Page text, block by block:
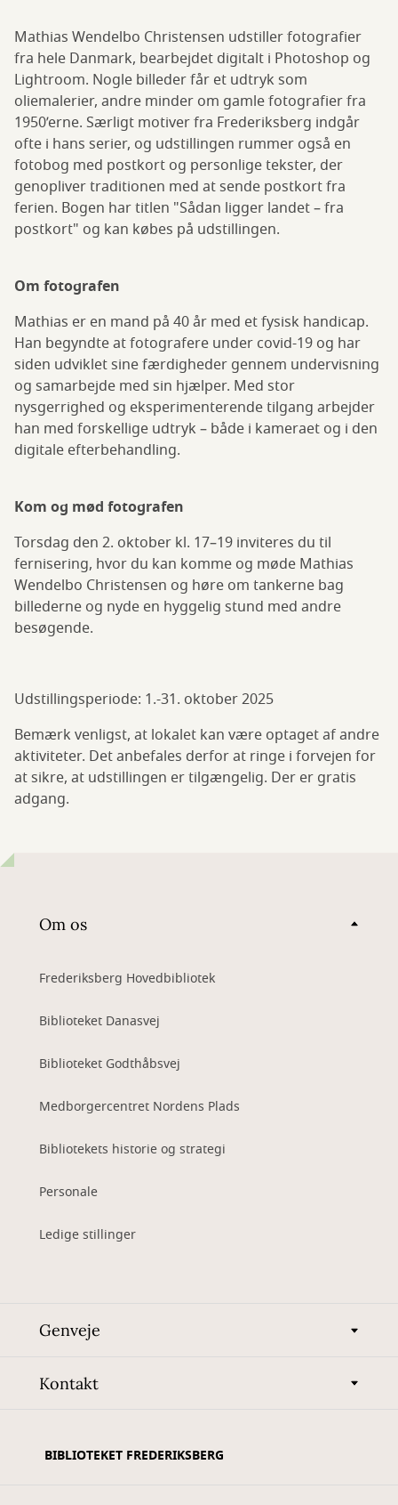
Mathias Wendelbo Christensen udstiller fotografier
fra hele Danmark, bearbejdet digitalt i Photoshop og
Lightroom. Nogle billeder får et udtryk som
oliemalerier, andre minder om gamle fotografier fra
1950’erne. Særligt motiver fra Frederiksberg indgår
ofte i hans serier, og udstillingen rummer også en
fotobog med postkort og personlige tekster, der
genopliver traditionen med at sende postkort fra
ferien. Bogen har titlen "Sådan ligger landet – fra
postkort" og kan købes på udstillingen.
Om fotografen
Mathias er en mand på 40 år med et fysisk handicap.
Han begyndte at fotografere under covid-19 og har
siden udviklet sine færdigheder gennem undervisning
og samarbejde med sin hjælper. Med stor
nysgerrighed og eksperimenterende tilgang arbejder
han med forskellige udtryk – både i kameraet og i den
digitale efterbehandling.
Kom og mød fotografen
Torsdag den 2. oktober kl. 17–19 inviteres du til
fernisering, hvor du kan komme og møde Mathias
Wendelbo Christensen og høre om tankerne bag
billederne og nyde en hyggelig stund med andre
besøgende.
Udstillingsperiode: 1.-31. oktober 2025
Bemærk venligst, at lokalet kan være optaget af andre
aktiviteter. Det anbefales derfor at ringe i forvejen for
at sikre, at udstillingen er tilgængelig. Der er gratis
adgang.
Om os
Frederiksberg Hovedbibliotek
Biblioteket Danasvej
Biblioteket Godthåbsvej
Medborgercentret Nordens Plads
Bibliotekets historie og strategi
Personale
Ledige stillinger
Genveje
Kontakt
BIBLIOTEKET FREDERIKSBERG